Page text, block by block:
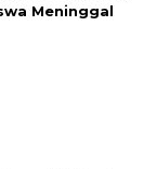
Meninggal